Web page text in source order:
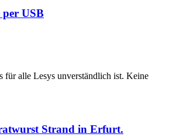
USB
für alle Lesys unverständlich ist. Keine
Strand in Erfurt.